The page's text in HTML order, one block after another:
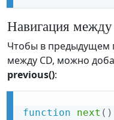
Навигация
Чтобы в предыдущем
между CD, можно
previous():
function next ( )